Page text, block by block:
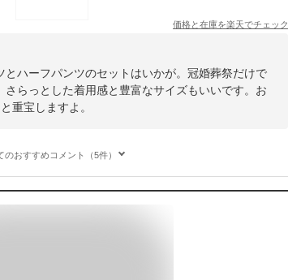
価格と在庫を楽天でチェック
ハーフパンツのセットはいかが。冠婚葬祭だけで
らっとした着用感と豊富なサイズもいいです。お
重宝しますよ。
のおすすめコメント（5件）